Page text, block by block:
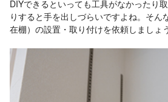
DIYできるといっても工具がなかったり
りすると手を出しづらいですよね。そん
在棚）の設置・取り付けを依頼しましょ